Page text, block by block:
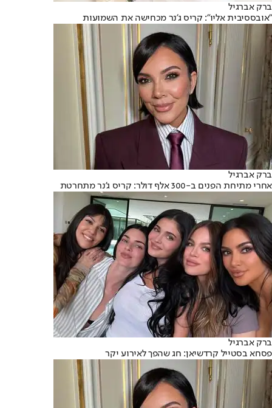
ברק אברגיל
"אובססיבית אליו": קריס ג'נר מכחישה את השמועות
ברק אברגיל
אחרי מתיחת הפנים ב-300 אלף דולר: קריס ג'נר מתחרטת
ברק אברגיל
פסחא בסטייל קרדשיאן: חג שהפך לאירוע יקר